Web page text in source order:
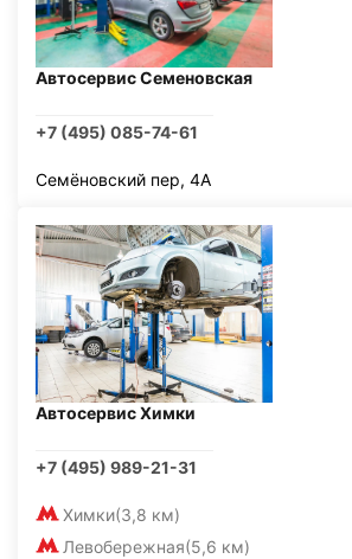
Автосервис Семеновская
+7 (495) 085-74-61
Семёновский пер, 4А
Автосервис Химки
+7 (495) 989-21-31
Химки(3,8 км)
Левобережная(5,6 км)